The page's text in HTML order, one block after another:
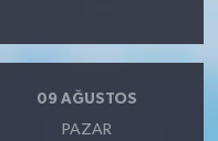
09 AĞUSTOS
PAZAR